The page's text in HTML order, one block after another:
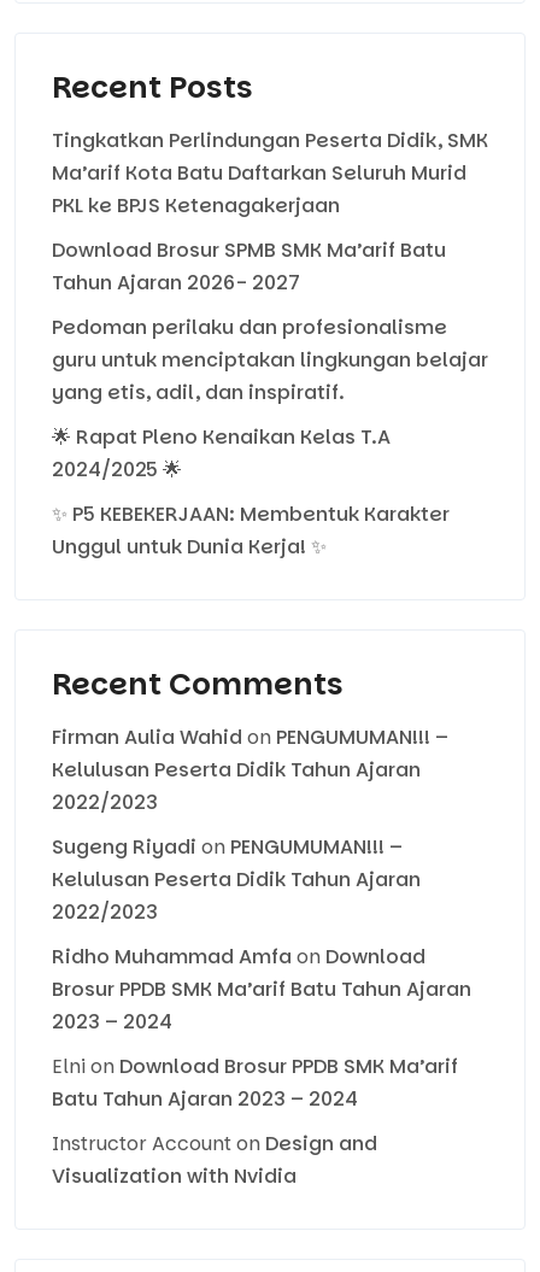
Recent Posts
Tingkatkan Perlindungan Peserta Didik, SMK
Ma’arif Kota Batu Daftarkan Seluruh Murid
PKL ke BPJS Ketenagakerjaan
Download Brosur SPMB SMK Ma’arif Batu
Tahun Ajaran 2026- 2027
Pedoman perilaku dan profesionalisme
guru untuk menciptakan lingkungan belajar
yang etis, adil, dan inspiratif.
🌟 Rapat Pleno Kenaikan Kelas T.A
2024/2025 🌟
✨ P5 KEBEKERJAAN: Membentuk Karakter
Unggul untuk Dunia Kerja! ✨
Recent Comments
Firman Aulia Wahid on PENGUMUMAN!!! –
Kelulusan Peserta Didik Tahun Ajaran
2022/2023
Sugeng Riyadi on PENGUMUMAN!!! –
Kelulusan Peserta Didik Tahun Ajaran
2022/2023
Ridho Muhammad Amfa on Download
Brosur PPDB SMK Ma’arif Batu Tahun Ajaran
2023 – 2024
Elnion Download Brosur PPDB SMK Ma’arif
Batu Tahun Ajaran 2023 – 2024
Instructor Accounton Design and
Visualization with Nvidia